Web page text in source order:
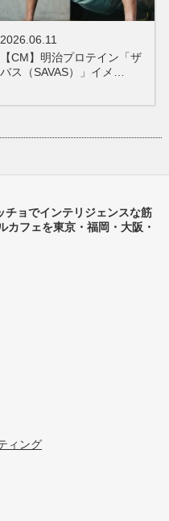
2026.06.11
【CM】明治プロテイン「ザ
バス（SAVAS）」イメ…
ョでインテリジェンスな筋
カフェを東京・福岡・大阪・
ィング